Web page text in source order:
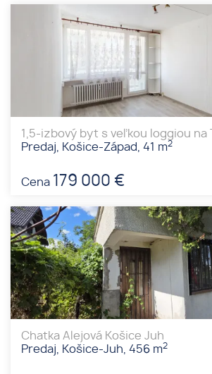
1,5-izbový byt s veľkou loggiou na
Predaj, Košice-Západ, 41 m2
Cena 179 000 €
Chatka Alejová Košice Juh
Predaj, Košice-Juh, 456 m2